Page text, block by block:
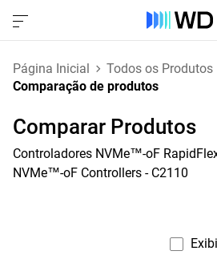
Página Inicial
Todos os Produtos
Comparação de produtos
Comparar Produtos
Controladores NVMe™-oF
NVMe™-oF Controllers - C2110